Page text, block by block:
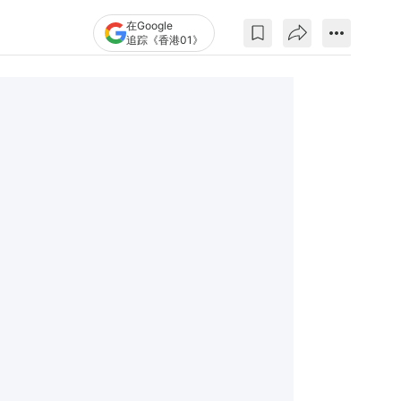
在Google
追踪《香港01》